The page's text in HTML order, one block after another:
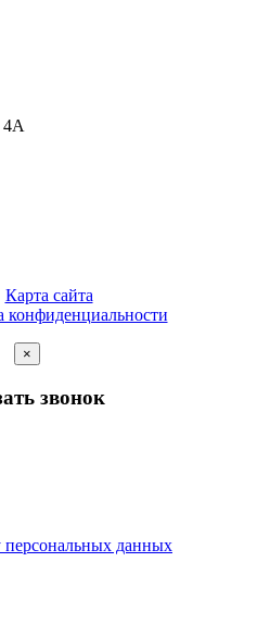
4А
Карта сайта
конфиденциальности
×
звонок
персональных данных